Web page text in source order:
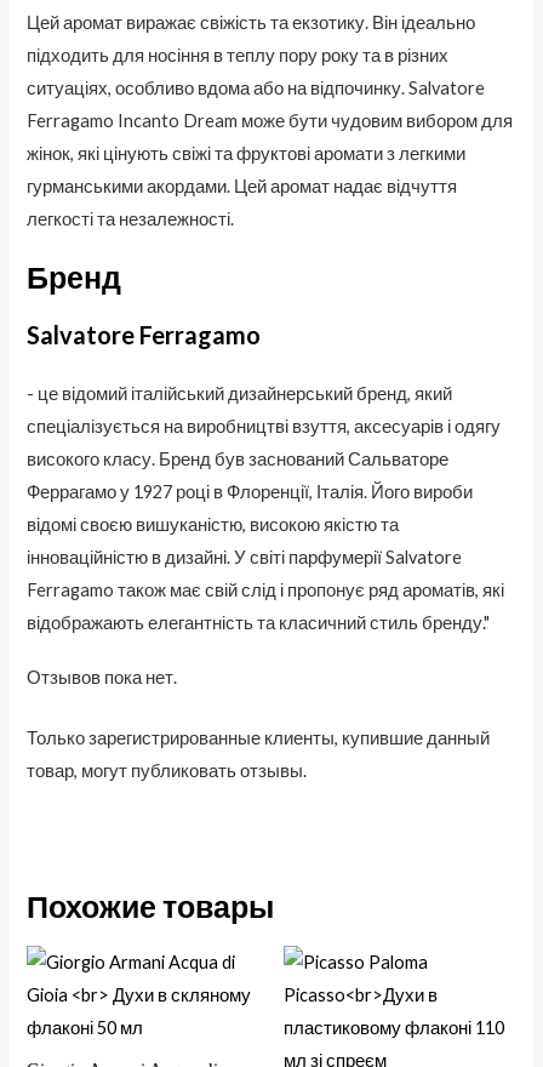
Цей аромат виражає свіжість та екзотику. Він ідеально
підходить для носіння в теплу пору року та в різних
ситуаціях, особливо вдома або на відпочинку. Salvatore
Ferragamo Incanto Dream може бути чудовим вибором для
жінок, які цінують свіжі та фруктові аромати з легкими
гурманськими акордами. Цей аромат надає відчуття
легкості та незалежності.
Бренд
Salvatore Ferragamo
- це відомий італійський дизайнерський бренд, який
спеціалізується на виробництві взуття, аксесуарів і одягу
високого класу. Бренд був заснований Сальваторе
Феррагамо у 1927 році в Флоренції, Італія. Його вироби
відомі своєю вишуканістю, високою якістю та
інноваційністю в дизайні. У світі парфумерії Salvatore
Ferragamo також має свій слід і пропонує ряд ароматів, які
відображають елегантність та класичний стиль бренду."
Отзывов пока нет.
Только зарегистрированные клиенты, купившие данный
товар, могут публиковать отзывы.
Похожие товары